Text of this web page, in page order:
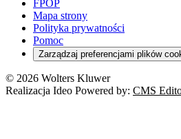
Kredyty
Cło
Deregulacja
Cyberbezpieczeństwo
Franczyza
Prawo autorskie
Szkoła i uczeń
Turystyka
Orzeczenia
RODO
FPOP
Mapa strony
Polityka prywatności
Pomoc
Zarządzaj preferencjami plików
© 2026 Wolters Kluwer
Realizacja Ideo Powered by: CMS